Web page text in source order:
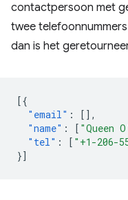
contactpersoon met
twee
dan is het
[{
"email" :
[],
"name" : [ "Queen
"tel" : [ "+1-206-
}]